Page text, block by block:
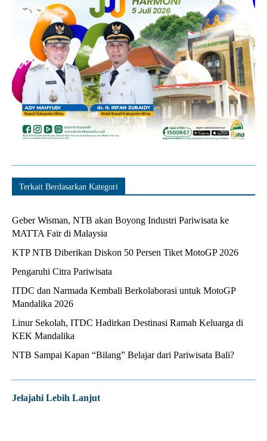
Terkait Berdasarkan Kategori
Geber Wisman, NTB akan Boyong Industri Pariwisata ke
MATTA Fair di Malaysia
KTP NTB Diberikan Diskon 50 Persen Tiket MotoGP 2026
Pengaruhi Citra Pariwisata
ITDC dan Narmada Kembali Berkolaborasi untuk MotoGP
Mandalika 2026
Linur Sekolah, ITDC Hadirkan Destinasi Ramah Keluarga di
KEK Mandalika
NTB Sampai Kapan “Bilang” Belajar dari Pariwisata Bali?
Jelajahi Lebih Lanjut